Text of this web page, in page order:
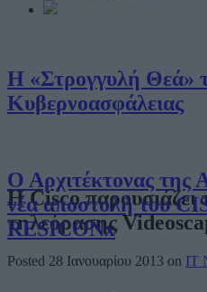
Η «Στρογγυλή Θεά»
Κυβερνοασφάλειας
Ο Αρχιτέκτονας της
νέα αποστολή του
RESICONx
Η Cisco
τηλεόρασης
Posted 28 Ιανουαρίου 2013 on IT